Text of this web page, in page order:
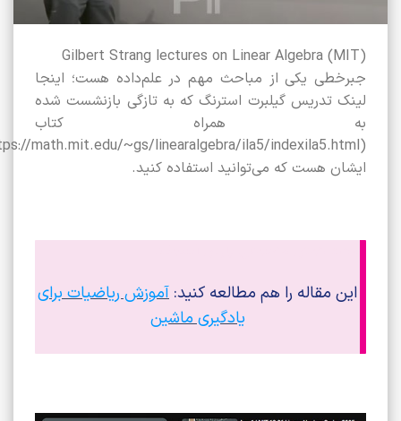
Gilbert Strang lectures on Linear Algebra (MIT)
جبرخطی یکی از مباحث مهم در علم‌داده هست؛ اینجا
لینک تدریس گیلبرت استرنگ که به تازگی بازنشست شده
به همراه کتاب
(https://math.mit.edu/~gs/linearalgebra/ila5/indexila5.html)
ایشان هست که می‌توانید استفاده کنید.
این مقاله را هم مطالعه کنید:آموزش ریاضیات برای
یادگیری ماشین